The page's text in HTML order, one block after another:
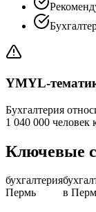
YMYL-
Бухгалтерия
1 040 000
Ключевые
бухгалтерия
Пермь
в